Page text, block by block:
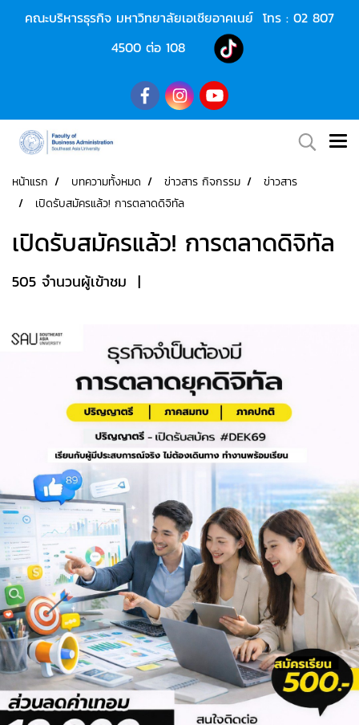
คณะบริหารธุรกิจ มหาวิทยาลัยเอเชียอาคเนย์ โทร : 02 807
4500ต่อ 108
หน้าแรก บทความทั้งหมด ข่าวสาร กิจกรรม
ข่าวสาร
เปิดรับสมัครแล้ว! การตลาดดิจิทัล
เปิดรับสมัครแล้ว! การตลาดดิจิทัล
505 จำนวนผู้เข้าชม |